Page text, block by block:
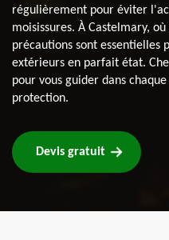
régulièrement pour éviter
moisissures. À Castelmary,
précautions sont essentielles
extérieurs en parfait état.
pour vous guider dans
protection.
Devis gratuit